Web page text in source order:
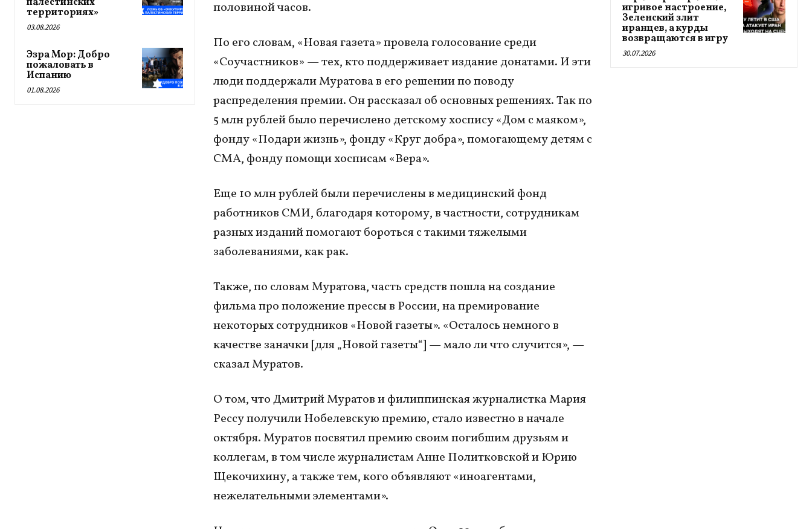
территориях»
03.08.2026
Эзра Мор: Добро
пожаловать в
Испанию
01.08.2026
половиной часов.
По его словам, «Новая газета» провела голосование среди
«Соучастников» — тех, кто поддерживает издание донатами. И эти
люди поддержали Муратова в его решении по поводу
распределения премии. Он рассказал об основных решениях. Так по
5 млн рублей было перечислено детскому хоспису «Дом с маяком»,
фонду «Подари жизнь», фонду «Круг добра», помогающему детям с
СМА, фонду помощи хосписам «Вера».
Еще 10 млн рублей были перечислены в медицинский фонд
работников СМИ, благодаря которому, в частности, сотрудникам
разных изданий помогают бороться с такими тяжелыми
заболеваниями, как рак.
Также, по словам Муратова, часть средств пошла на создание
фильма про положение прессы в России, на премирование
некоторых сотрудников «Новой газеты». «Осталось немного в
качестве заначки [для „Новой газеты“] — мало ли что случится», —
сказал Муратов.
О том, что Дмитрий Муратов и филиппинская журналистка Мария
Рессу получили Нобелевскую премию, стало известно в начале
октября. Муратов посвятил премию своим погибшим друзьям и
коллегам, в том числе журналистам Анне Политковской и Юрию
Щекочихину, а также тем, кого объявляют «иноагентами,
нежелательными элементами».
игривое настроение,
Зеленский злит
иранцев, а курды
возвращаются в игру
30.07.2026